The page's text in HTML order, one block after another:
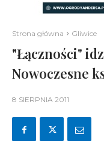
Strona główna Gliwice
"Łączności"
Nowoczesne
8 SIERPNIA 2011